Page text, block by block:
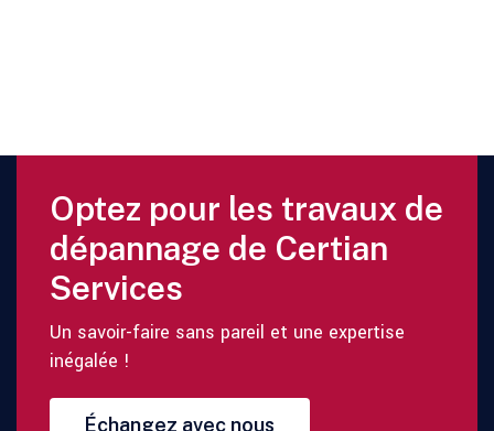
Optez pour les travaux de
dépannage de Certian
Services
Un savoir-faire sans pareil et une expertise
inégalée !
Échangez avec nous